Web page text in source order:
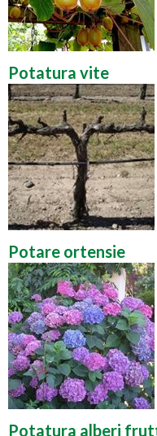
Potatura vite
Potare ortensie
Potatura alberi